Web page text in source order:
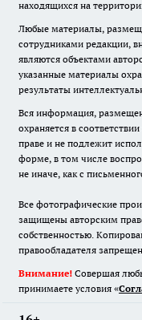
находящихся на
Любые материалы,
сотрудниками редакции,
являются объектами
указанные материалы
результаты
Вся информация,
охраняется в
праве и не подлежит
форме, в том числе
не иначе, как с
Все фотографические
защищены авторским
собственностью.
правообладателя
Внимание! Совершая
принимаете условия «